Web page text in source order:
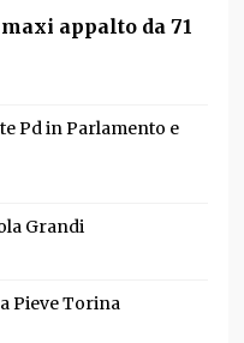
appalto da 71
Pd in Parlamento e
Grandi
Pieve Torina